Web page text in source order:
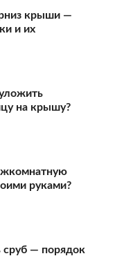
крыши —
и их
на крышу?
руками?
сруб — порядок